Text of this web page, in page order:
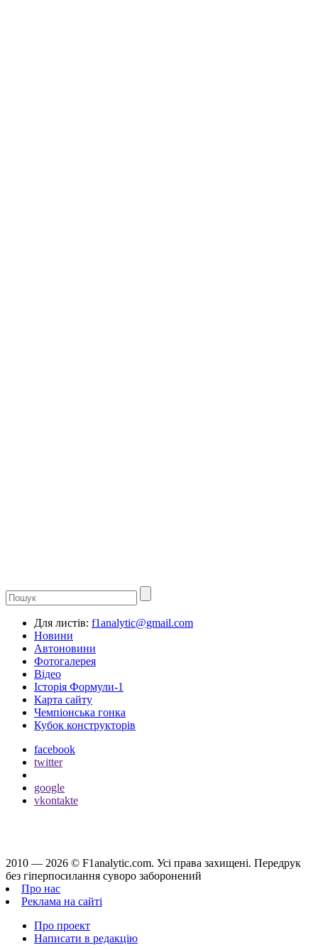
Для листів: f1analytic@gmail.com
Новини
Автоновини
Фотогалерея
Відео
Історія Формули-1
Карта сайту
Чемпіонська гонка
Кубок конструкторів
facebook
twitter
google
vkontakte
2010 — 2026 © F1analytic.com. Усi права захищенi. Передрук
без гіперпосилання суворо заборонений
Про нас
Реклама на сайті
Про проект
Написати в редакцію